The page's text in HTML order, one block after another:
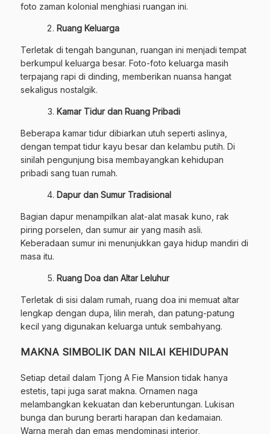
foto zaman kolonial menghiasi ruangan ini.
Ruang Keluarga
Terletak di tengah bangunan, ruangan ini menjadi tempat
berkumpul keluarga besar. Foto-foto keluarga masih
terpajang rapi di dinding, memberikan nuansa hangat
sekaligus nostalgik.
Kamar Tidur dan Ruang Pribadi
Beberapa kamar tidur dibiarkan utuh seperti aslinya,
dengan tempat tidur kayu besar dan kelambu putih. Di
sinilah pengunjung bisa membayangkan kehidupan
pribadi sang tuan rumah.
Dapur dan Sumur Tradisional
Bagian dapur menampilkan alat-alat masak kuno, rak
piring porselen, dan sumur air yang masih asli.
Keberadaan sumur ini menunjukkan gaya hidup mandiri di
masa itu.
Ruang Doa dan Altar Leluhur
Terletak di sisi dalam rumah, ruang doa ini memuat altar
lengkap dengan dupa, lilin merah, dan patung-patung
kecil yang digunakan keluarga untuk sembahyang.
MAKNA SIMBOLIK DAN NILAI KEHIDUPAN
Setiap detail dalam Tjong A Fie Mansion tidak hanya
estetis, tapi juga sarat makna. Ornamen naga
melambangkan kekuatan dan keberuntungan. Lukisan
bunga dan burung berarti harapan dan kedamaian.
Warna merah dan emas mendominasi interior,